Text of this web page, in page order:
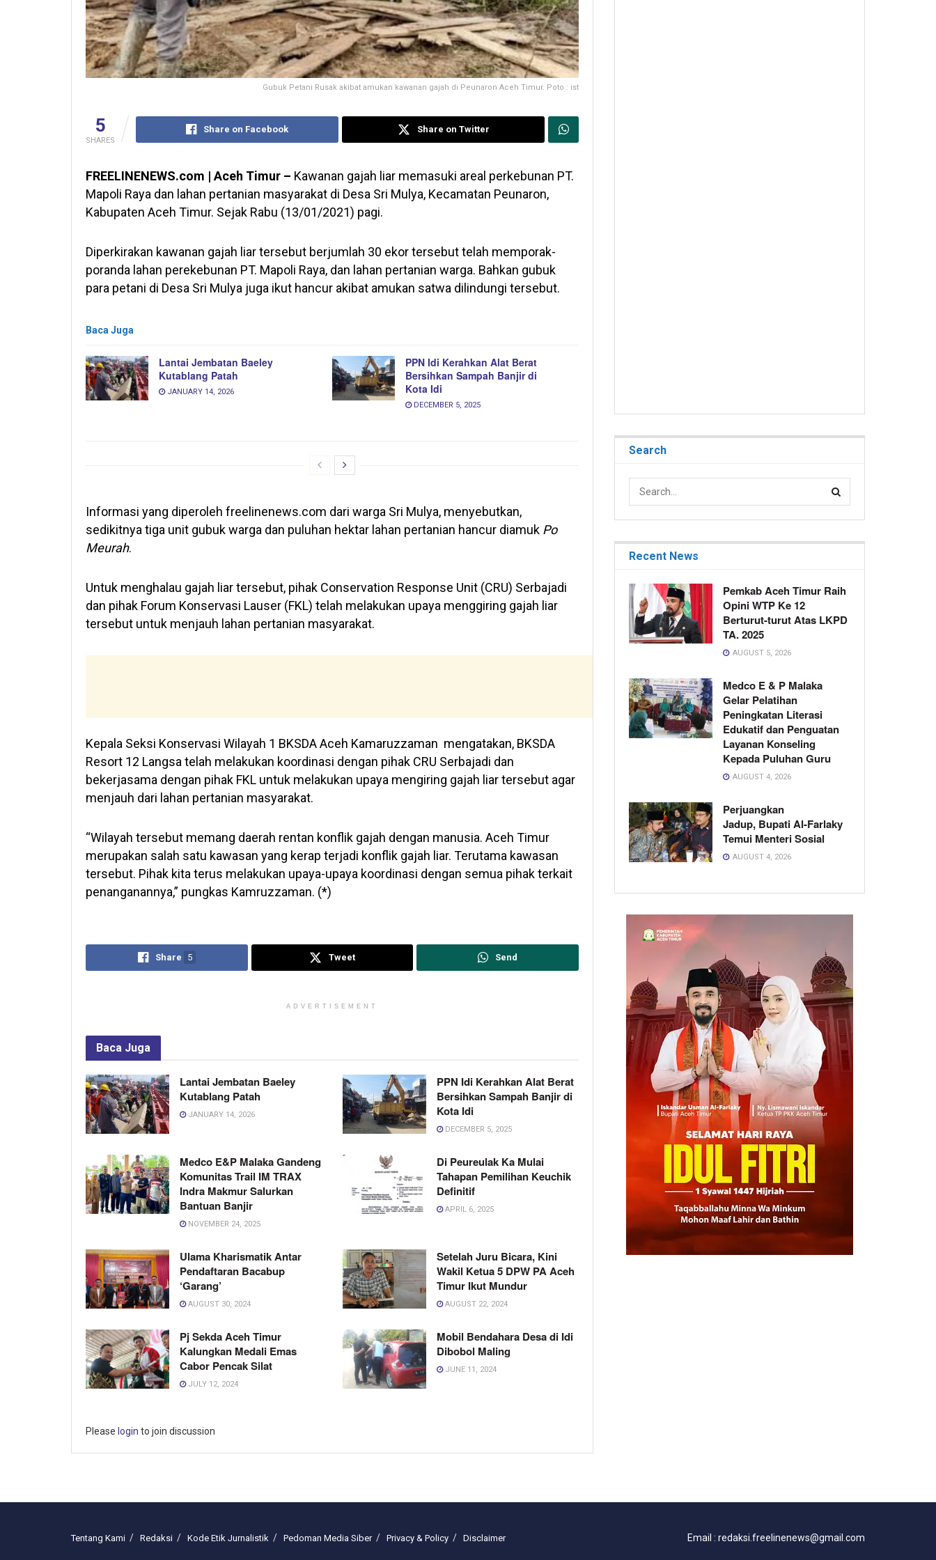
Gubuk Petani Rusak akibat amukan kawanan gajah di Peunaron Aceh Timur. Poto : ist
5
SHARES
Share on Facebook Share on Twitter
FREELINENEWS.com | Aceh Timur – Kawanan gajah liar memasuki areal perkebunan PT.
Mapoli Raya dan lahan pertanian masyarakat di Desa Sri Mulya, Kecamatan Peunaron,
Kabupaten Aceh Timur. Sejak Rabu (13/01/2021) pagi.
Diperkirakan kawanan gajah liar tersebut berjumlah 30 ekor tersebut telah memporak-
poranda lahan perekebunan PT. Mapoli Raya, dan lahan pertanian warga. Bahkan gubuk
para petani di Desa Sri Mulya juga ikut hancur akibat amukan satwa dilindungi tersebut.
Baca Juga
Lantai Jembatan Baeley
Kutablang Patah
JANUARY 14, 2026
PPN Idi Kerahkan Alat Berat
Bersihkan Sampah Banjir di
Kota Idi
DECEMBER 5, 2025
Informasi yang diperoleh freelinenews.com dari warga Sri Mulya, menyebutkan,
sedikitnya tiga unit gubuk warga dan puluhan hektar lahan pertanian hancur diamuk Po
Meurah.
Untuk menghalau gajah liar tersebut, pihak Conservation Response Unit (CRU) Serbajadi
dan pihak Forum Konservasi Lauser (FKL) telah melakukan upaya menggiring gajah liar
tersebut untuk menjauh lahan pertanian masyarakat.
Kepala Seksi Konservasi Wilayah 1 BKSDA Aceh Kamaruzzaman mengatakan, BKSDA
Resort 12 Langsa telah melakukan koordinasi dengan pihak CRU Serbajadi dan
bekerjasama dengan pihak FKL untuk melakukan upaya mengiring gajah liar tersebut agar
menjauh dari lahan pertanian masyarakat.
“Wilayah tersebut memang daerah rentan konflik gajah dengan manusia. Aceh Timur
merupakan salah satu kawasan yang kerap terjadi konflik gajah liar. Terutama kawasan
tersebut. Pihak kita terus melakukan upaya-upaya koordinasi dengan semua pihak terkait
penanganannya,” pungkas Kamruzzaman. (*)
Share 5 Tweet Send
ADVERTISEMENT
Baca Juga
Lantai Jembatan Baeley
Kutablang Patah
JANUARY 14, 2026
PPN Idi Kerahkan Alat Berat
Bersihkan Sampah Banjir di
Kota Idi
DECEMBER 5, 2025
Medco E&P Malaka Gandeng
Komunitas Trail IM TRAX
Indra Makmur Salurkan
Bantuan Banjir
NOVEMBER 24, 2025
Di Peureulak Ka Mulai
Tahapan Pemilihan Keuchik
Definitif
APRIL 6, 2025
Ulama Kharismatik Antar
Pendaftaran Bacabup
‘Garang’
AUGUST 30, 2024
Setelah Juru Bicara, Kini
Wakil Ketua 5 DPW PA Aceh
Timur Ikut Mundur
AUGUST 22, 2024
Pj Sekda Aceh Timur
Kalungkan Medali Emas
Cabor Pencak Silat
JULY 12, 2024
Mobil Bendahara Desa di Idi
Dibobol Maling
JUNE 11, 2024
Please login to join discussion
Search
Recent News
Pemkab Aceh Timur Raih
Opini WTP Ke 12
Berturut-turut Atas LKPD
TA. 2025
AUGUST 5, 2026
Medco E & P Malaka
Gelar Pelatihan
Peningkatan Literasi
Edukatif dan Penguatan
Layanan Konseling
Kepada Puluhan Guru
AUGUST 4, 2026
Perjuangkan
Jadup, Bupati Al-Farlaky
Temui Menteri Sosial
AUGUST 4, 2026
Tentang Kami Redaksi Kode Etik Jurnalistik Pedoman Media Siber Privacy & Policy Disclaimer Email : redaksi.freelinenews@gmail.com